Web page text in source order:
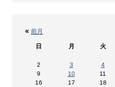
« 前月
日 月 火
2
3 4
9
10 11
16
17 18